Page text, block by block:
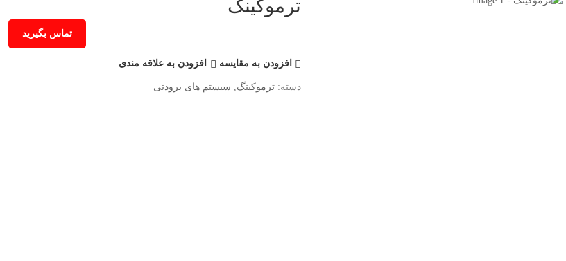
ترموکینگ
تماس بگیرید
افزودن به مقایسه افزودن به علاقه مندی
دسته: ترموکینگ سیستم های برودتی